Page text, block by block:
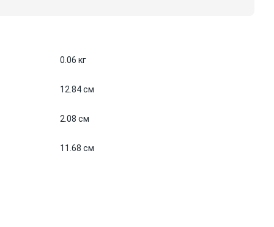
0.06 кг
12.84 см
2.08 см
11.68 см